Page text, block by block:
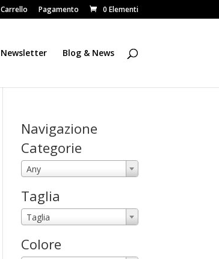
Carrello Pagamento 0 Elementi
Newsletter Blog & News
Navigazione
Categorie
Any
Taglia
Taglia
Colore